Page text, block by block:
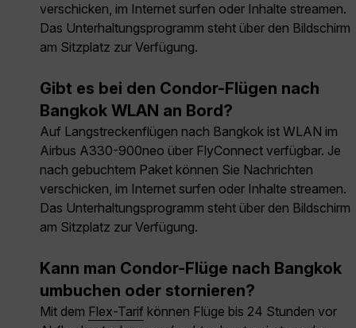
verschicken, im Internet surfen oder Inhalte streamen.
Das Unterhaltungsprogramm steht über den Bildschirm
am Sitzplatz zur Verfügung.
Gibt es bei den Condor-Flügen nach
Bangkok WLAN an Bord?
Auf Langstreckenflügen nach Bangkok ist WLAN im
Airbus A330-900neo über FlyConnect verfügbar. Je
nach gebuchtem Paket können Sie Nachrichten
verschicken, im Internet surfen oder Inhalte streamen.
Das Unterhaltungsprogramm steht über den Bildschirm
am Sitzplatz zur Verfügung.
Kann man Condor-Flüge nach Bangkok
umbuchen oder stornieren?
Mit dem Flex-Tarif können Flüge bis 24 Stunden vor